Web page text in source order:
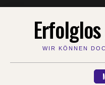
WIR KÖNNEN